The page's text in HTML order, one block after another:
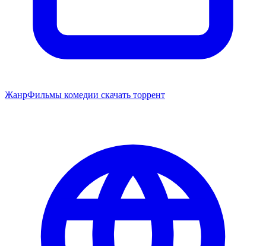
ЖанрФильмы комедии скачать торрент